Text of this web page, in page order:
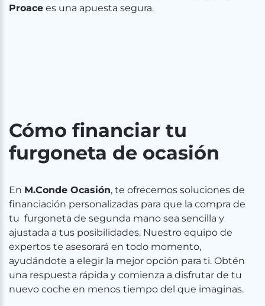
Proace es una apuesta segura.
Cómo financiar tu
furgoneta de ocasión
En M.Conde Ocasión, te ofrecemos soluciones de
financiación personalizadas para que la compra de
tu furgoneta de segunda mano sea sencilla y
ajustada a tus posibilidades. Nuestro equipo de
expertos te asesorará en todo momento,
ayudándote a elegir la mejor opción para ti. Obtén
una respuesta rápida y comienza a disfrutar de tu
nuevo coche en menos tiempo del que imaginas.